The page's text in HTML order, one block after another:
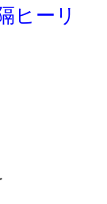
ヒーリ